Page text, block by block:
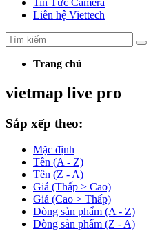
Liên hệ Viettech
Trang chủ
vietmap live pro
Sắp xếp theo:
Mặc định
Tên (A - Z)
Tên (Z - A)
Giá (Thấp > Cao)
Giá (Cao > Thấp)
Dòng sản phẩm (A - Z)
Dòng sản phẩm (Z - A)